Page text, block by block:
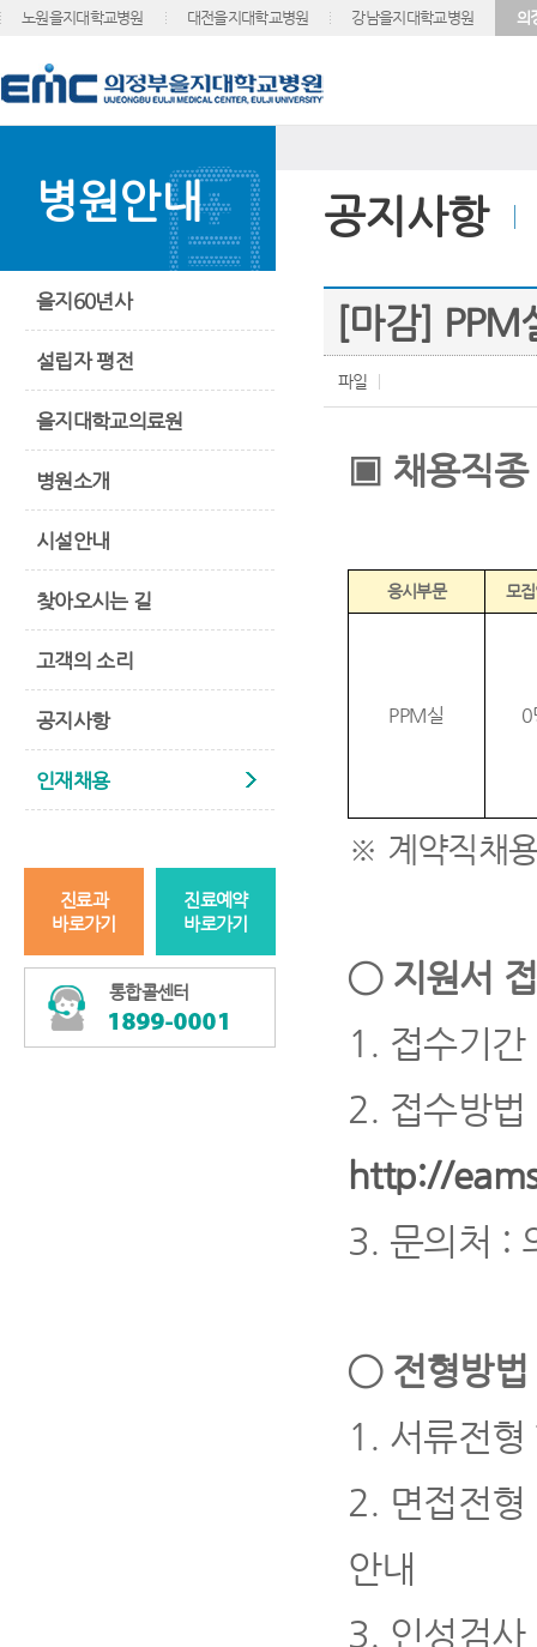
노원을지대학교병원 대전을지대학교병원 강남을지대학교병원 의
병원안내
을지60년사
설립자 평전
을지대학교의료원
병원소개
시설안내
찾아오시는 길
고객의 소리
공지사항
인재채용
진료과
바로가기
진료예약
바로가기
통합콜센터
공지사항
[마감] PPM
파일
▣ 채용직
응시부문 모
PPM실 0
※ 계약직채
◯ 지원서
1. 접수기간
2. 접수방법
http://
3. 문의처 :
◯ 전형방
1. 서류전
2. 면접전형
안내
3. 인성검사